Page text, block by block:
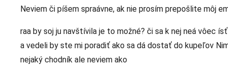
Neviem či píšem spraávne, ak nie prosím prepošlite môj
raa by soj ju navštívila je to možné? či sa k nej neá vôec
a vedeli by ste mi poradiť ako sa dá dostať do kupeľov
nejaký chodník ale neviem ako